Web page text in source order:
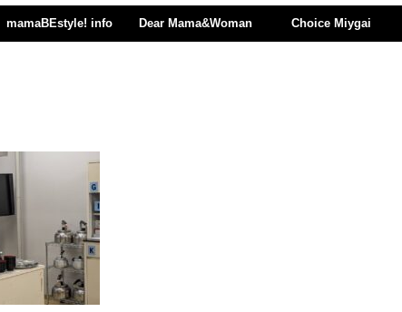
mamaBEstyle! info Dear Mama&Woman Choice Miygai